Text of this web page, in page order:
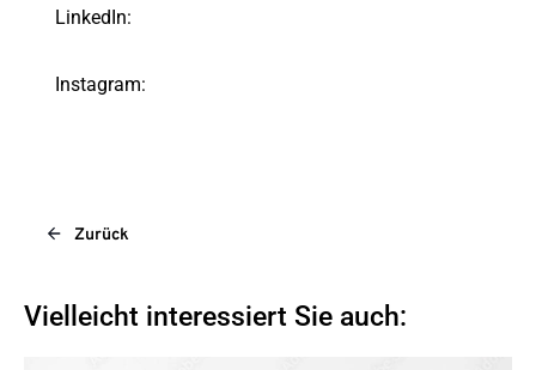
LinkedIn:
Instagram:
Zurück
Vielleicht interessiert Sie auch: